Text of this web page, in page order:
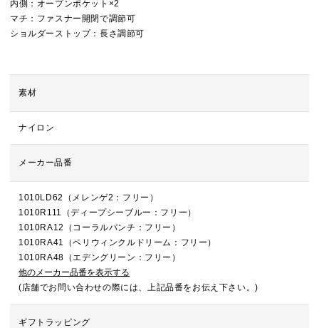
内側：オープンポケット×2
マチ：ファスナー開閉で調節可
ショルダーストップ：長さ調節可
素材
ナイロン
メーカー品番
1010LD62（メレンゲ2：フリー）
1010R111（ディープシーブルー：フリー）
1010RA12（コーラルパンチ：フリー）
1010RA41（ペリウィンクルドリーム：フリー）
1010RA48（エデングリーン：フリー）
他のメーカー品番を表示する
(店舗でお問い合わせの際には、上記品番をお伝え下さい。)
ギフトラッピング